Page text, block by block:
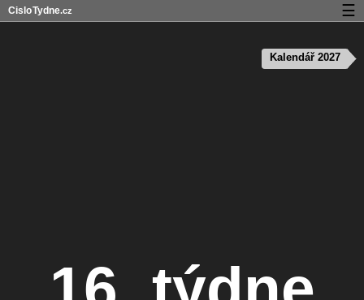
Kalendář 2027
CisloTydne.cz ☰